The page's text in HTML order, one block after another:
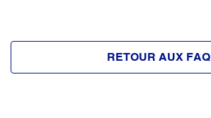
RETOUR AUX FAQ